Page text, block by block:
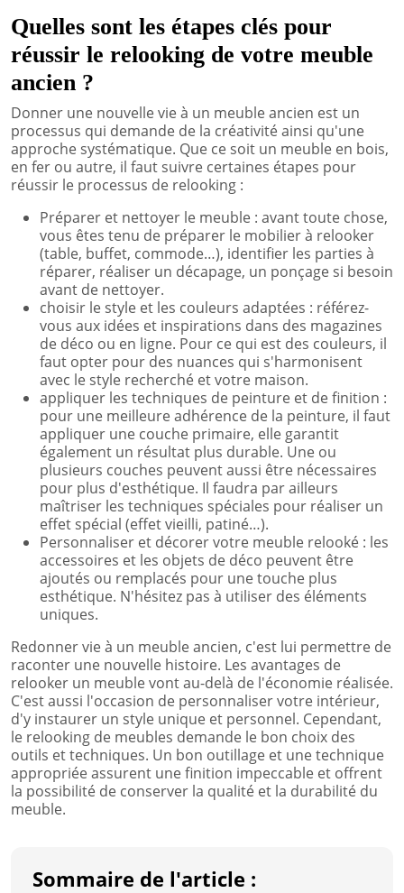
Quelles sont les étapes clés pour
réussir le relooking de votre meuble
ancien ?
Donner une nouvelle vie à un meuble ancien est un
processus qui demande de la créativité ainsi qu'une
approche systématique. Que ce soit un meuble en bois,
en fer ou autre, il faut suivre certaines étapes pour
réussir le processus de relooking :
Préparer et nettoyer le meuble : avant toute chose,
vous êtes tenu de préparer le mobilier à relooker
(table, buffet, commode…), identifier les parties à
réparer, réaliser un décapage, un ponçage si besoin
avant de nettoyer.
choisir le style et les couleurs adaptées : référez-
vous aux idées et inspirations dans des magazines
de déco ou en ligne. Pour ce qui est des couleurs, il
faut opter pour des nuances qui s'harmonisent
avec le style recherché et votre maison.
appliquer les techniques de peinture et de finition :
pour une meilleure adhérence de la peinture, il faut
appliquer une couche primaire, elle garantit
également un résultat plus durable. Une ou
plusieurs couches peuvent aussi être nécessaires
pour plus d'esthétique. Il faudra par ailleurs
maîtriser les techniques spéciales pour réaliser un
effet spécial (effet vieilli, patiné…).
Personnaliser et décorer votre meuble relooké : les
accessoires et les objets de déco peuvent être
ajoutés ou remplacés pour une touche plus
esthétique. N'hésitez pas à utiliser des éléments
uniques.
Redonner vie à un meuble ancien, c'est lui permettre de
raconter une nouvelle histoire. Les avantages de
relooker un meuble vont au-delà de l'économie réalisée.
C'est aussi l'occasion de personnaliser votre intérieur,
d'y instaurer un style unique et personnel. Cependant,
le relooking de meubles demande le bon choix des
outils et techniques. Un bon outillage et une technique
appropriée assurent une finition impeccable et offrent
la possibilité de conserver la qualité et la durabilité du
meuble.
Sommaire de l'article :